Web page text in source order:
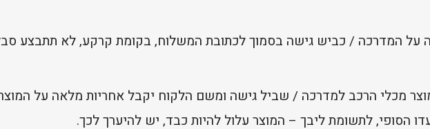
על המדרכה / כביש גישה בסמוך לכתובת המשלוח, בקומת קרקע, לא תתבצע
מכלי הרכב למדרכה / שביל גישה ומשם הלקוח יקבל אחריות מלאה על
הסופי, לתשומת ליבך – המוצר עלול להיות כבד, יש להיערך לכך.